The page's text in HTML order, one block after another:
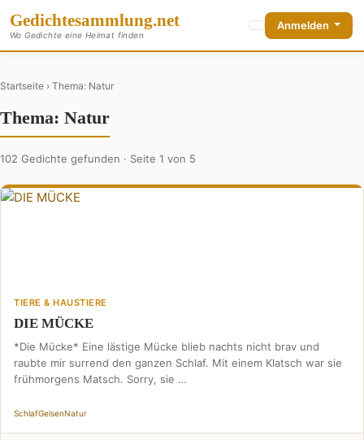
Gedichtesammlung.net
Wo Gedichte eine Heimat finden
Anmelden
Startseite › Thema: Natur
Thema: Natur
102 Gedichte gefunden · Seite 1 von 5
TIERE & HAUSTIERE
DIE MÜCKE
*Die Mücke* Eine lästige Mücke blieb nachts nicht brav und
raubte mir surrend den ganzen Schlaf. Mit einem Klatsch war sie
frühmorgens Matsch. Sorry, sie …
SchlafGelsenNatur